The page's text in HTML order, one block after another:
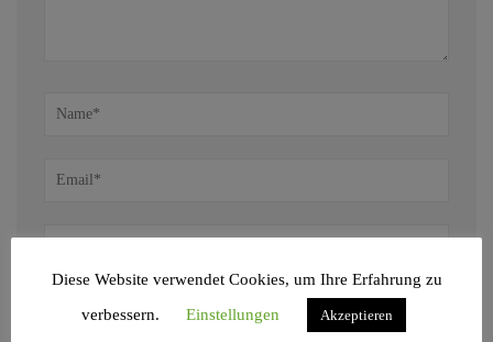
Name, E-Mail-Adresse und Website in diesem Browser für meinen nächsten
Diese Website verwendet Cookies, um Ihre Erfahrung zu
verbessern.
Einstellungen Akzeptieren